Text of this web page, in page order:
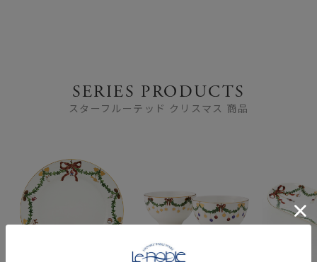
SERIES PRODUCTS
スターフルーテッド クリスマス 商品